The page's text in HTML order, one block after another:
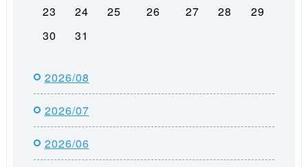
23
24 25 26 27 28
29
30
31
2026/08
2026/07
2026/06